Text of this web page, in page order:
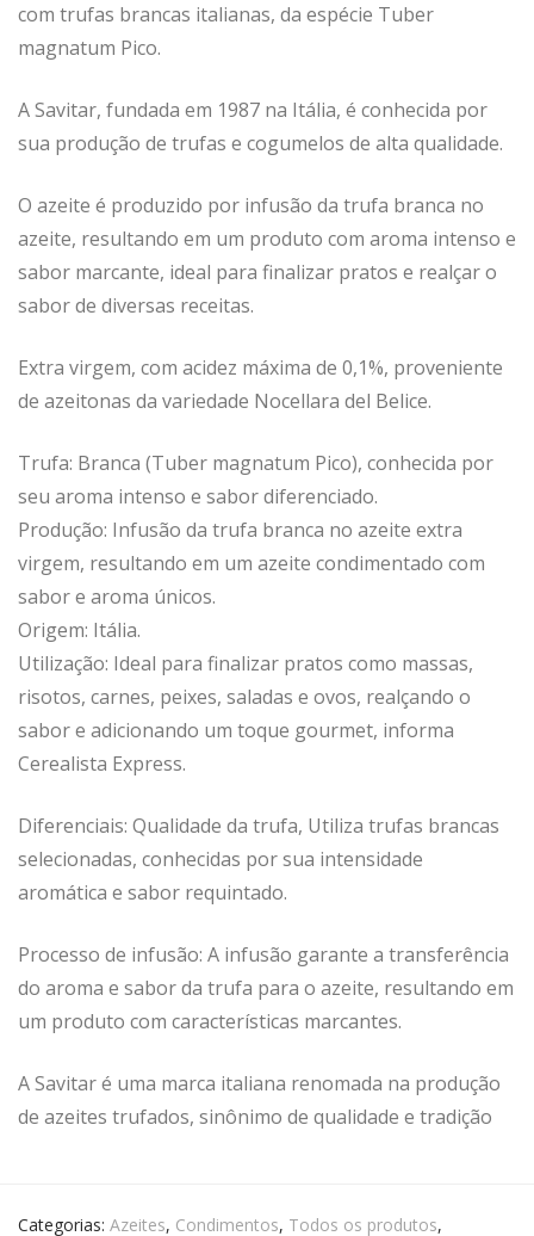
com trufas brancas italianas, da espécie Tuber
magnatum Pico.
A Savitar, fundada em 1987 na Itália, é conhecida por
sua produção de trufas e cogumelos de alta qualidade.
O azeite é produzido por infusão da trufa branca no
azeite, resultando em um produto com aroma intenso e
sabor marcante, ideal para finalizar pratos e realçar o
sabor de diversas receitas.
Extra virgem, com acidez máxima de 0,1%, proveniente
de azeitonas da variedade Nocellara del Belice.
Trufa: Branca (Tuber magnatum Pico), conhecida por
seu aroma intenso e sabor diferenciado.
Produção: Infusão da trufa branca no azeite extra
virgem, resultando em um azeite condimentado com
sabor e aroma únicos.
Origem: Itália.
Utilização: Ideal para finalizar pratos como massas,
risotos, carnes, peixes, saladas e ovos, realçando o
sabor e adicionando um toque gourmet, informa
Cerealista Express.
Diferenciais: Qualidade da trufa, Utiliza trufas brancas
selecionadas, conhecidas por sua intensidade
aromática e sabor requintado.
Processo de infusão: A infusão garante a transferência
do aroma e sabor da trufa para o azeite, resultando em
um produto com características marcantes.
A Savitar é uma marca italiana renomada na produção
de azeites trufados, sinônimo de qualidade e tradição
Categorias: Azeites, Condimentos, Todos os produtos,